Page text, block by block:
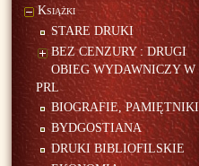
Książki
STARE DRUKI
BEZ CENZURY : DRUGI
OBIEG WYDAWNICZY W
PRL
BIOGRAFIE, PAMIĘTNIKI
BYDGOSTIANA
DRUKI BIBLIOFILSKIE